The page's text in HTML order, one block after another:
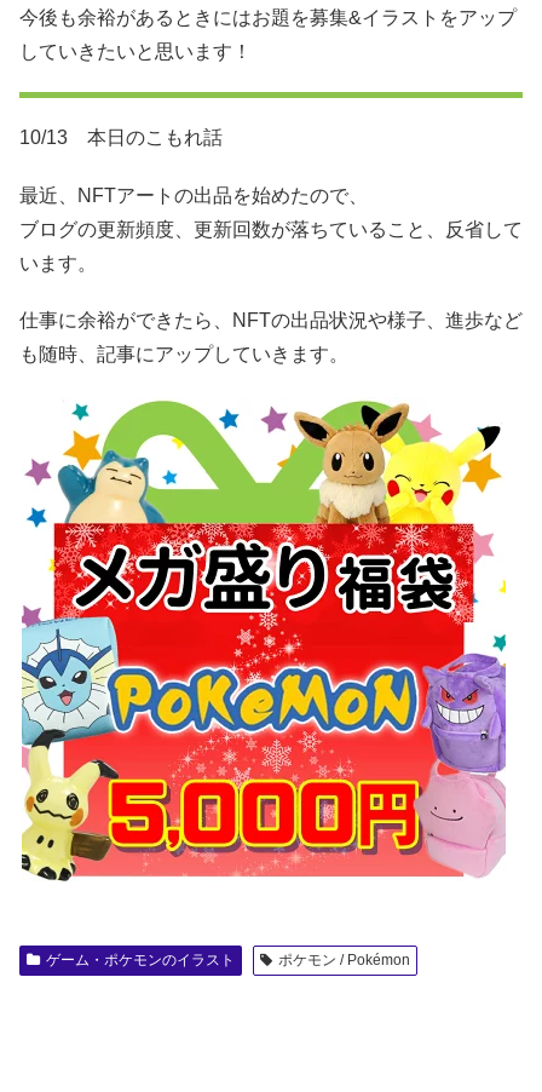
今後も余裕があるときにはお題を募集&イラストをアップ
していきたいと思います！
10/13 本日のこもれ話
最近、NFTアートの出品を始めたので、
ブログの更新頻度、更新回数が落ちていること、反省して
います。
仕事に余裕ができたら、NFTの出品状況や様子、進歩など
も随時、記事にアップしていきます。
ゲーム・ポケモンのイラスト ポケモン / Pokémon